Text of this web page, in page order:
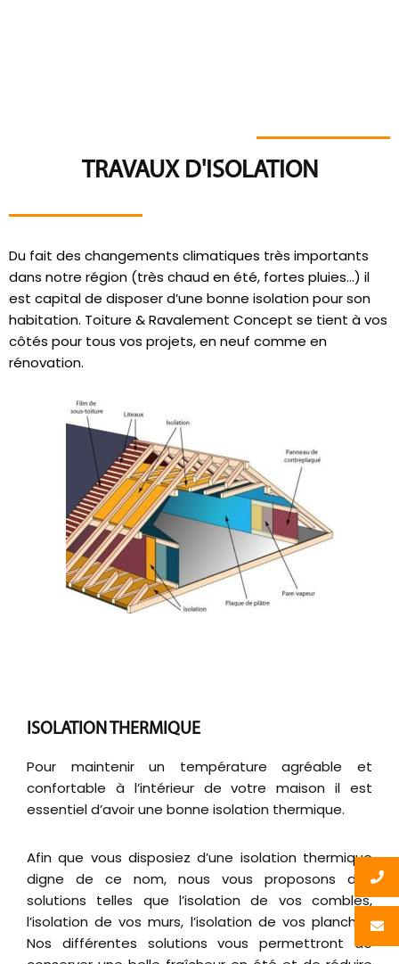
TRAVAUX D'ISOLATION
Du fait des changements climatiques très importants
dans notre région (très chaud en été, fortes pluies…) il
est capital de disposer d’une bonne isolation pour son
habitation. Toiture & Ravalement Concept se tient à vos
côtés pour tous vos projets, en neuf comme en
rénovation.
ISOLATION THERMIQUE
Pour maintenir un température agréable et
confortable à l’intérieur de votre maison il est
essentiel d’avoir une bonne isolation thermique.
Afin que vous disposiez d’une isolation thermique
digne de ce nom, nous vous proposons des
solutions telles que l’isolation de vos combles,
l’isolation de vos murs, l’isolation de vos plancher.
Nos différentes solutions vous permettront de